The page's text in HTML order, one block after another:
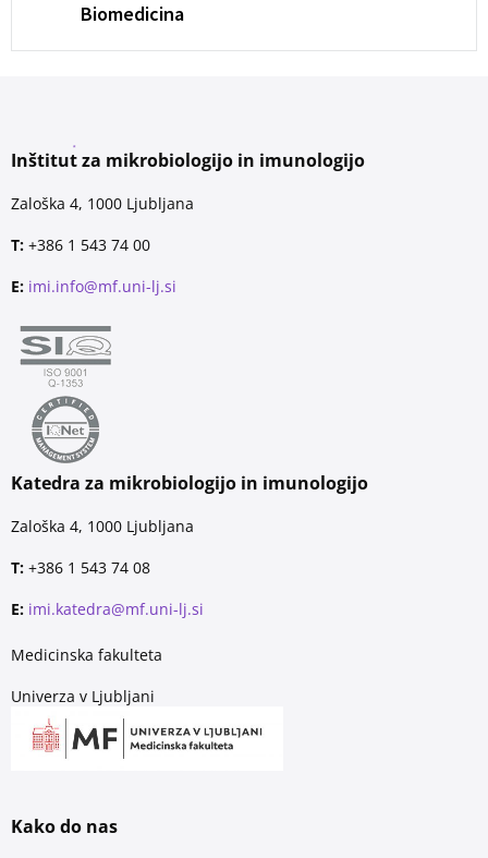
Biomedicina
Inštitut za mikrobiologijo in imunologijo
Zaloška 4, 1000 Ljubljana
T: +386 1 543 74 00
E: imi.info@mf.uni-lj.si
Katedra za mikrobiologijo in imunologijo
Zaloška 4, 1000 Ljubljana
T: +386 1 543 74 08
E: imi.katedra@mf.uni-lj.si
Medicinska fakulteta
Univerza v Ljubljani
Kako do nas